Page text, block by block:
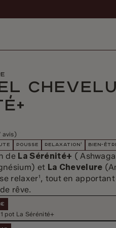
avis)
POUSSE RELAXATION¹ BIEN-
de La Sérénité+ (
) et La Chevelure
relaxer¹, tout en
rêve.
pot La Sérénité+